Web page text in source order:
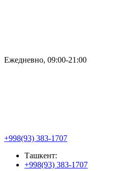
Ежедневно, 09:00-21:00
+998(93) 383-1707
Ташкент:
+998(93) 383-1707